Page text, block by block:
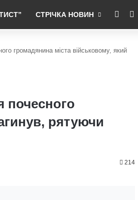
СТРІЧКА НОВИН RSS
громадянина міста військовому, який
почесного
рятуючи
214